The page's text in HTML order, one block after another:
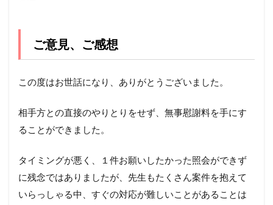
ご意見、ご感想
この度はお世話になり、ありがとうございました。
相手方との直接のやりとりをせず、無事慰謝料を手にす
ることができました。
タイミングが悪く、１件お願いしたかった照会ができず
に残念ではありましたが、先生もたくさん案件を抱えて
いらっしゃる中、すぐの対応が難しいことがあることは